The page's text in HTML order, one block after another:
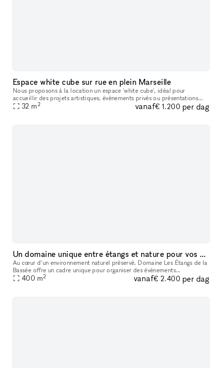
Espace white cube sur rue en plein Marseille
Nous proposons à la location un espace 'white cube', idéal pour
accueillir des projets artistiques, événements privés ou présentations
professionnelles. Sa grande hauteur sous plafond confère une res
32 m2 vanaf€ 1.200 per dag
Un domaine unique entre étangs et nature pour vos événements près de Paris
Au cœur d’un environnement naturel préservé, Domaine Les Étangs de la
Bassée offre un cadre unique pour organiser des événements
mémorables à seulement une heure de Paris. Les espaces de réception p
400 m2 vanaf€ 2.400 per dag